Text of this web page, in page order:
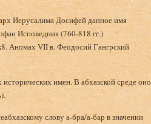
Иерусалима Досифей данное имя
Исповедник (760-818 гг.)
Аномах VII в. Феодосий Гангрский
имен. В абхазской среде оно
слову а-бра/а-бар в значении